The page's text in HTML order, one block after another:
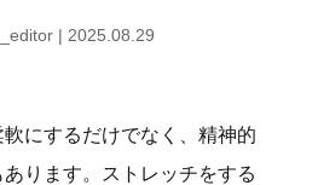
| 2025.08.29
にするだけでなく、精神的
ります。ストレッチをする